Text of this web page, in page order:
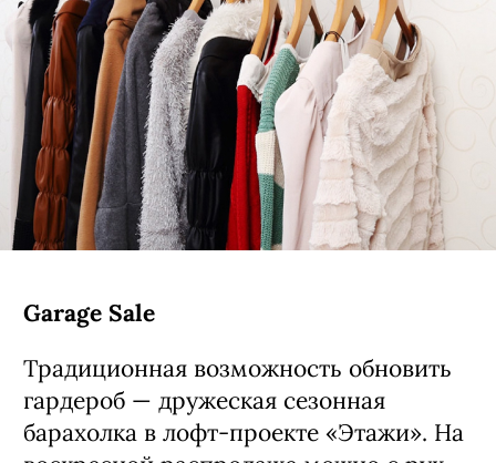
Garage Sale
Традиционная возможность обновить
гардероб — дружеская сезонная
барахолка в лофт-проекте «Этажи». На